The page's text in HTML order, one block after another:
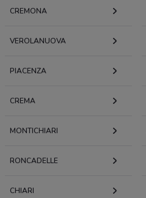
CREMONA
VEROLANUOVA
PIACENZA
CREMA
MONTICHIARI
RONCADELLE
CHIARI